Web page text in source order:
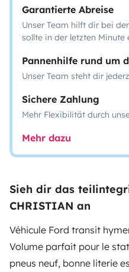
Garantierte Abreise
Unser Team hilft dir bei
sollte in der letzten Minute
Pannenhilfe rund um
Unser Team steht dir
Sichere Zahlung
Mehr Flexibilität durch
Mehr dazu
Sieh dir das
CHRISTIAN an
Véhicule Ford transit
Volume parfait pour le
pneus neuf, bonne literie